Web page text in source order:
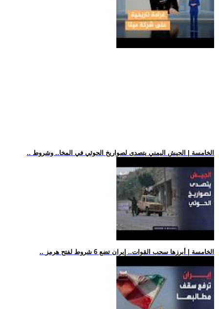
.. الخامسة | الجيش اليمني يتصدى لصواريخ الحوثي في المخا.. وشروط
.. الخامسة | أبرزها سحب القوات.. إيران تضع 6 شروط لفتح هرمز